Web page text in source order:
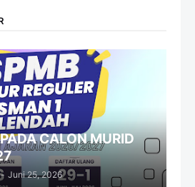
CALON MURID
- Juni 25, 2026